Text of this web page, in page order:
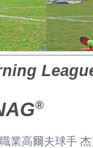
®
業高爾夫球手